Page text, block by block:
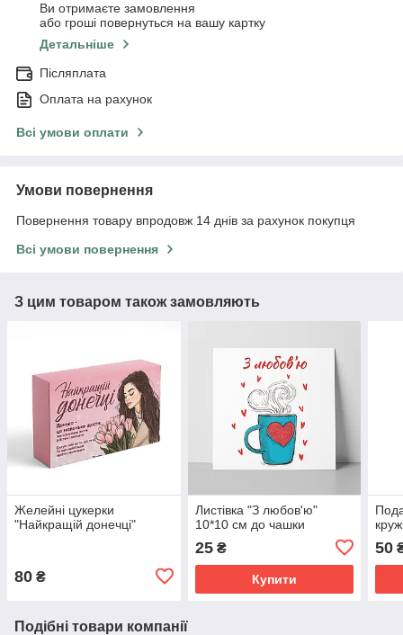
Ви отримаєте замовлення
або гроші повернуться на вашу картку
Детальніше
Післяплата
Оплата на рахунок
Всі умови оплати
Умови повернення
Повернення товару впродовж 14 днів за рахунок покупця
Всі умови повернення
З цим товаром також замовляють
Желейні цукерки
"Найкращій донечці"
80 ₴
Листівка "З любов'ю"
10*10 см до чашки
25₴
Купити
50
Подібні товари компанії